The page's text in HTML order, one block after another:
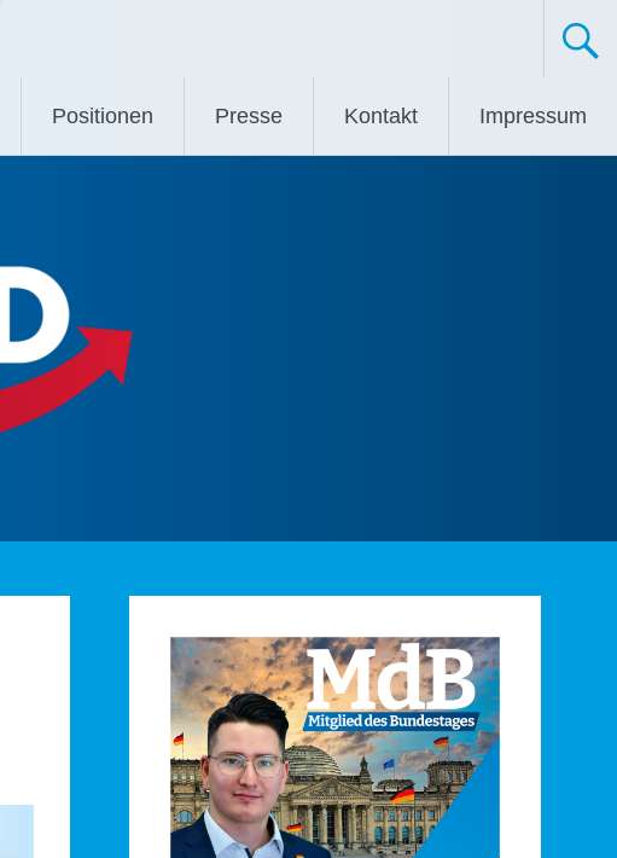
Positionen Presse Kontakt Impressum